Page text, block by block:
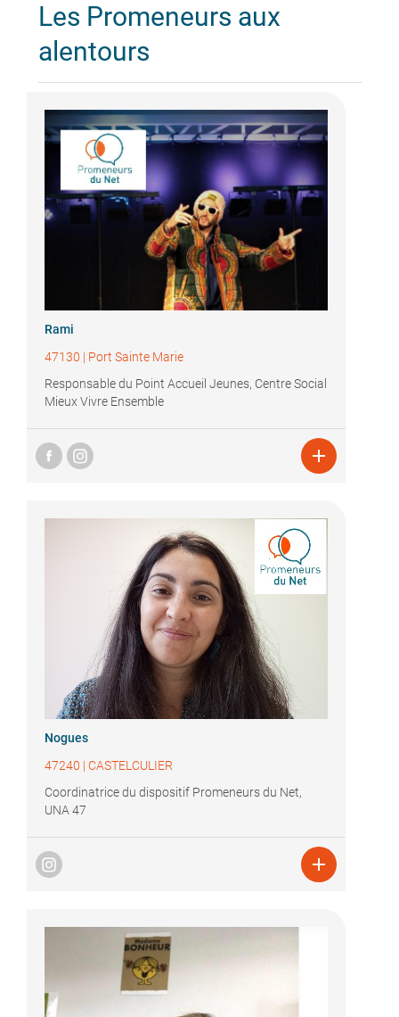
Les Promeneurs aux
alentours
Rami
47130 | Port Sainte Marie
Responsable du Point Accueil Jeunes, Centre Social
Mieux Vivre Ensemble

Nogues
47240 | CASTELCULIER
Coordinatrice du dispositif Promeneurs du Net,
UNA 47
